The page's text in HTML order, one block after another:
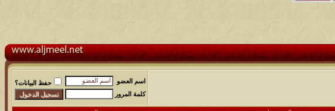
اسم العضو
حفظ البيانات؟
كلمة المرور